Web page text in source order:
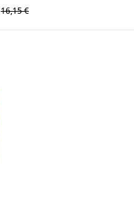
16,15 €